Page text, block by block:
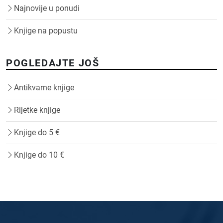
Najnovije u ponudi
Knjige na popustu
POGLEDAJTE JOŠ
Antikvarne knjige
Rijetke knjige
Knjige do 5 €
Knjige do 10 €